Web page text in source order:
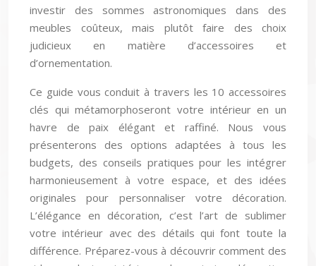
meubles coûteux, mais plutôt faire des choix
judicieux en matière d’accessoires et
d’ornementation.
clés qui métamorphoseront votre intérieur en un
havre de paix élégant et raffiné. Nous vous
présenterons des options adaptées à tous les
budgets, des conseils pratiques pour les intégrer
harmonieusement à votre espace, et des idées
originales pour personnaliser votre décoration.
L’élégance en décoration, c’est l’art de sublimer
votre intérieur avec des détails qui font toute la
différence. Préparez-vous à découvrir comment des
rideaux design intérieur, des miroirs décoration